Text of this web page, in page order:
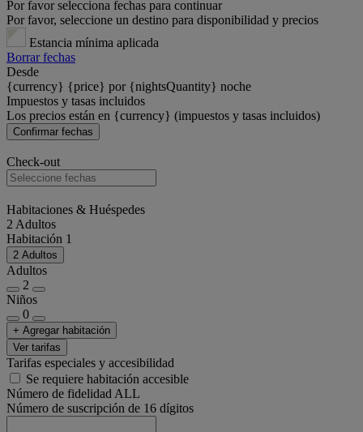
Por favor selecciona fechas para continuar
Por favor, seleccione un destino para disponibilidad y precios
Estancia mínima aplicada
Borrar fechas
Desde
{currency} {price} por {nightsQuantity} noche
Impuestos y tasas incluidos
Los precios están en {currency} (impuestos y tasas incluidos)
Confirmar fechas
Check-out
Habitaciones & Huéspedes
2 Adultos
Habitación 1
2 Adultos
Adultos
2
Niños
0
+ Agregar habitación
Ver tarifas
Tarifas especiales y accesibilidad
Se requiere habitación accesible
Número de fidelidad ALL
Número de suscripción de 16 dígitos